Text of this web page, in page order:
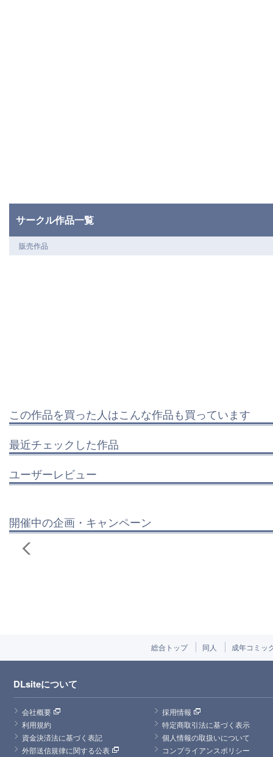
サークル作品一覧
販売作品
この作品を買った人はこんな作品も買っています
最近チェックした作品
ユーザーレビュー
開催中の企画・キャンペーン
総合トップ 同人 成年コミッ
DLsiteについて
会社概要
採用情報
利用規約
特定商取引法に基づく表示
資金決済法に基づく表記
個人情報の取扱いについて
外部送信規律に関する公表
コンプライアンスポリシー